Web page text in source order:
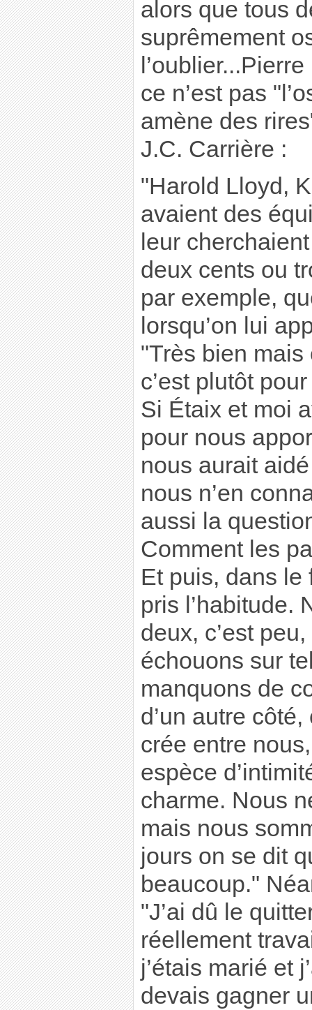
alors que tous
suprêmement
ce n’est pas
amène des
J.C. Carrière :
"Harold Lloyd,
avaient des
leur
deux cents ou
par exemple,
lorsqu’on lui
"Très bien mais
c’est plutôt
Si Étaix et moi
pour nous
nous aurait
nous n’en
aussi la
Comment les
Et puis, dans le
pris l’habitude.
deux, c’est
échouons sur
manquons de
d’un autre
crée entre
espèce
charme. Nous
mais nous
jours on se dit
beaucoup."
"J’ai dû le
réellement
j’étais marié et
devais gagner